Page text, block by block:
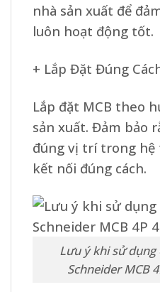
nhà sản xuất để
luôn hoạt động tốt.
+ Lắp Đặt Đúng
Lắp đặt MCB theo
sản xuất. Đảm bảo
đúng vị trí trong hệ
kết nối đúng cách.
Lưu ý khi sử dụng
Schneider MCB